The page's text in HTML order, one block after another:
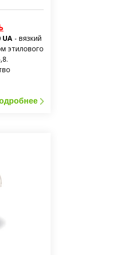
UA - вязкий
этилового
+ 30 ° С.